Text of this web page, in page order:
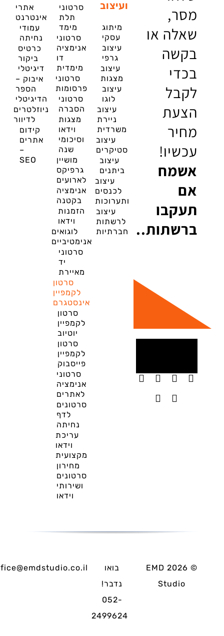
מסר,
שאלה או
בקשה
בכדי
לקבל
הצעת
מחיר
עכשיו!
אשמח
אם
תעקבו
ברשתות..
ועיצוב
מיתוג
עסקי
עיצוב
גרפי
עיצוב
מצגות
עיצוב
לוגו
עיצוב
ניירת
משרדית
עיצוב
סטיקרים
עיצוב
ביתנים
עיצוב
לכנסים
ותערוכות
עיצוב
לרשתות
חברתיות
סרטוני
תלת
מימד
סרטוני
אנימציה
דו
מימדית
סרטוני
פרסומות
סרטוני
הסברה
מצגות
וידאו
וסיכומי
שנה
מושיין
גרפיקס
לארועים
אנימציה
בקטנה
הזמנות
וידאו
לוגואים
אנימטיביים
סרטוני
יד
מאיירת
סרטון
לקמפיין
אינסטגרם
סרטון
לקמפיין
יוטיוב
סרטון
לקמפיין
פייסבוק
סרטוני
אנימציה
לאתרים
סרטונים
לדף
נחיתה
עריכת
וידאו
מקצועית
מחירון
סרטונים
ושירותי
וידאו
אתרי
אינטרנט
עמודי
נחיתה
כרטיס
ביקור
דיגיטלי
איבוק –
הספר
הדיגיטלי
ניוזלטרים
לדיוור
קידום
אתרים
–
SEO
©
2026
EMD
Studio
בואו
נדבר!
052-
2499624